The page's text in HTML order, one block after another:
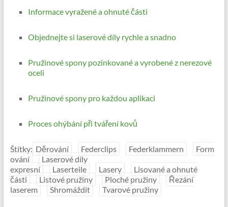
Informace vyražené a ohnuté části
Objednejte si laserové díly rychle a snadno
Pružinové spony pozinkované a vyrobené z nerezové
oceli
Pružinové spony pro každou aplikaci
Proces ohýbání při tváření kovů
Štítky: Děrování Federclips Federklammern
Form
ování
Laserové díly
expresní
Laserteile Lasery
Lisované a ohnuté
části
Listové pružiny Ploché pružiny
Řezání
laserem
Shromáždit Tvarové pružiny